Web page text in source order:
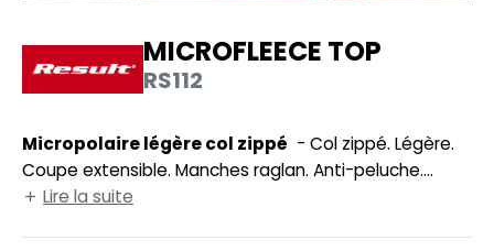
DE SERIE
VISIBILITE
MODULABLES
SI ON L'APPELAIT FRANCIS
MICROFLEECE TOP
RS112
Micropolaire légère col zippé
Coupe extensible. Manches raglan. Anti-peluche.
Double surpiqûre à l'ourlet. Poignets non élastiqués.
Lire la suite